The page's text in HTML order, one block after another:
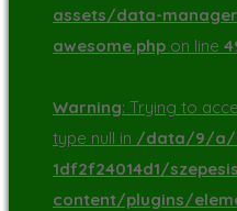
assets/data-
awesome.php on line
Warning: Trying to
type null in /data/9/a/
1df2f24014d1/
content/plugins/